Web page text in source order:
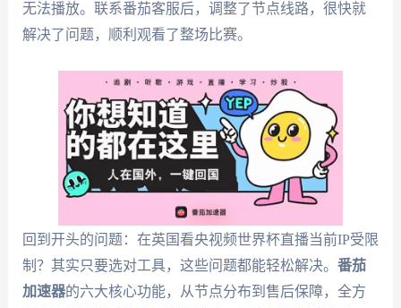
无法播放。联系番茄客服后，调整了节点线路，很快就
解决了问题，顺利观看了整场比赛。
回到开头的问题：在英国看央视频世界杯直播当前IP受限
制？其实只要选对工具，这些问题都能轻松解决。 番茄
加速器的六大核心功能，从节点分布到售后保障，全方